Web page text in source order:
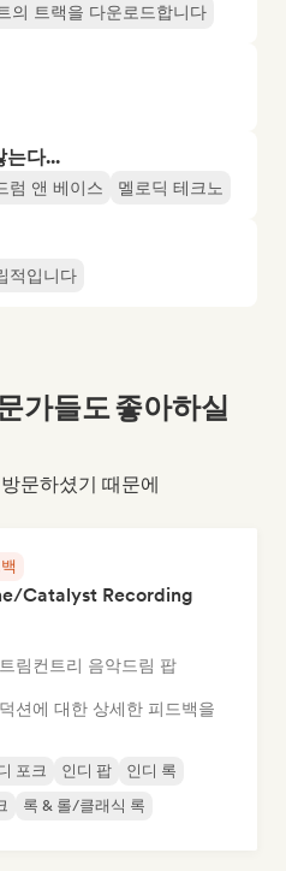
의 트랙을 다운로드합니다
는다...
럼 앤 베이스 멜로딕 테크노
적입니다
가들도 좋아하실
문하셨기 때문에
Catalyst Recording
림컨트리 음악드림 팝
션에 대한 상세한 피드백을
포크 인디 팝
인디 록
록 & 롤/클래식 록